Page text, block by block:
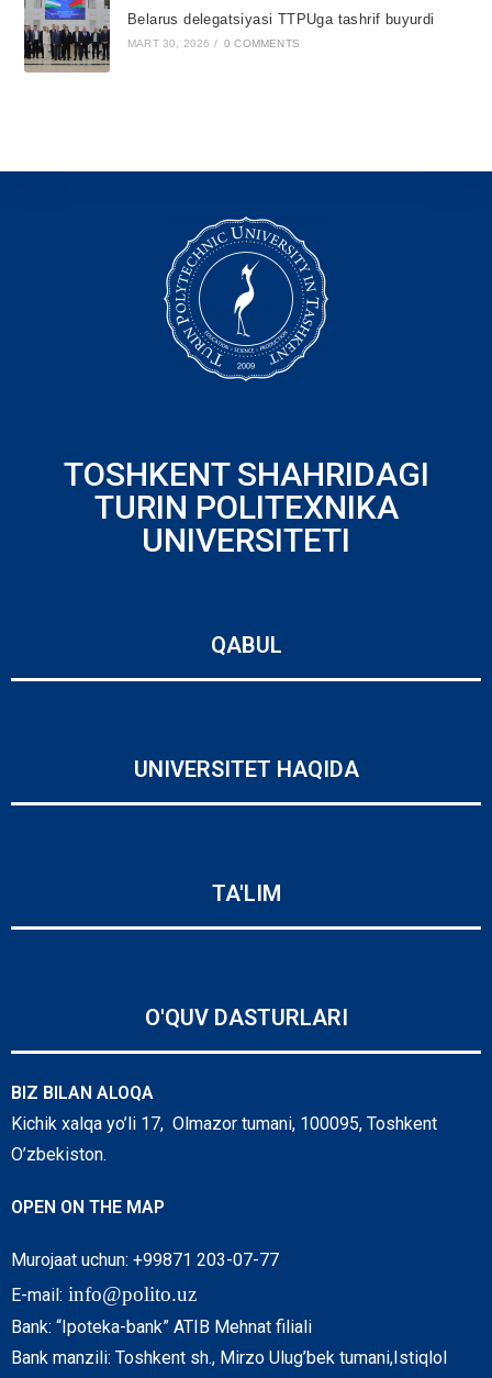
Belarus delegatsiyasi TTPUga tashrif buyurdi
MART 30, 2026 / 0 COMMENTS
TOSHKENT SHAHRIDAGI
TURIN POLITEXNIKA
UNIVERSITETI
QABUL
UNIVERSITET HAQIDA
TA'LIM
O'QUV DASTURLARI
BIZ BILAN ALOQA
Kichik xalqa yo’li 17, Olmazor tumani, 100095, Toshkent
O’zbekiston.
OPEN ON THE MAP
Murojaat uchun: +99871 203-07-77
E-mail: info@polito.uz
Bank: “Ipoteka-bank” ATIB Mehnat filiali
Bank manzili: Toshkent sh., Mirzo Ulug’bek tumani,Istiqlol